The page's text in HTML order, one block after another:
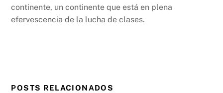
continente, un continente que está en plena
efervescencia de la lucha de clases.
POSTS RELACIONADOS